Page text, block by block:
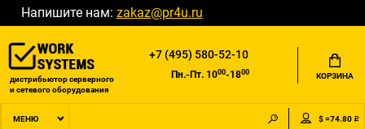
Напишите нам: zakaz@pr4u.ru
дистрибьютор серверного
и сетевого оборудования
+7 (495) 580-52-10
Пн.-Пт. 1000-1800 КОРЗИНА
МЕНЮ $ =74.80 ₽